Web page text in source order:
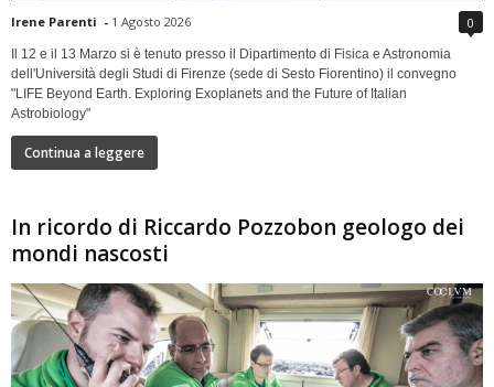
Irene Parenti - 1 Agosto 2026 0
Il 12 e il 13 Marzo si è tenuto presso il Dipartimento di Fisica e Astronomia
dell'Università degli Studi di Firenze (sede di Sesto Fiorentino) il convegno
"LIFE Beyond Earth. Exploring Exoplanets and the Future of Italian
Astrobiology"
Continua a leggere
In ricordo di Riccardo Pozzobon geologo dei
mondi nascosti